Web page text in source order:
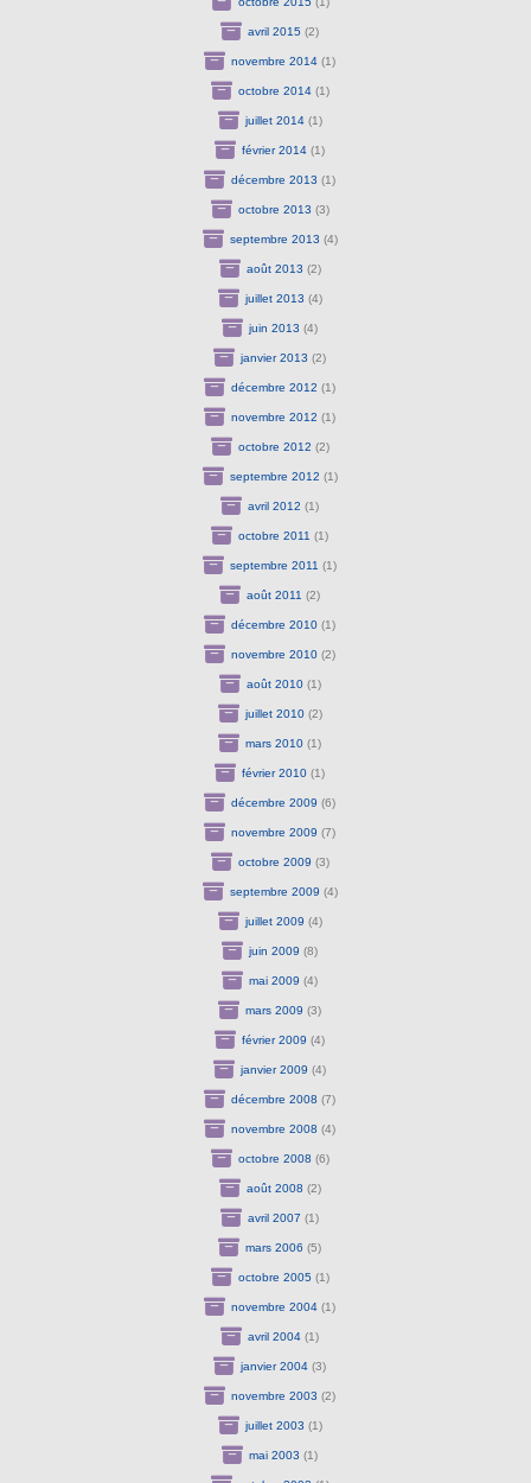
avril 2015 (2)
novembre 2014 (1)
octobre 2014(1)
juillet 2014(1)
février 2014 (1)
décembre 2013 (1)
octobre 2013 (3)
septembre 2013 (4)
août 2013 (2)
juillet 2013 (4)
juin 2013 (4)
janvier 2013 (2)
décembre 2012 (1)
novembre 2012 (1)
octobre 2012 (2)
septembre 2012 (1)
avril 2012 (1)
octobre 2011 (1)
septembre 2011 (1)
août 2011 (2)
décembre 2010 (1)
novembre 2010 (2)
août 2010(1)
juillet 2010(2)
mars 2010 (1)
février 2010 (1)
décembre 2009 (6)
novembre 2009 (7)
octobre 2009 (3)
septembre 2009 (4)
juillet 2009 (4)
juin 2009 (8)
mai 2009 (4)
mars 2009 (3)
février 2009 (4)
janvier 2009 (4)
décembre 2008 (7)
novembre 2008 (4)
octobre 2008 (6)
août 2008 (2)
avril 2007 (1)
mars 2006 (5)
octobre 2005 (1)
novembre 2004 (1)
avril 2004 (1)
janvier 2004 (3)
novembre 2003 (2)
juillet 2003 (1)
mai 2003 (1)